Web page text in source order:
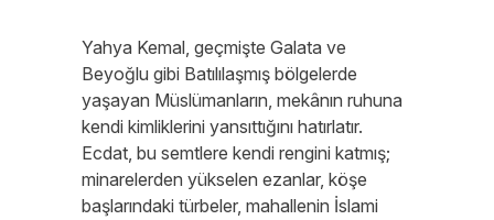
Yahya Kemal, geçmişte Galata ve
Beyoğlu gibi Batılılaşmış bölgelerde
yaşayan Müslümanların, mekânın ruhuna
kendi kimliklerini yansıttığını hatırlatır.
Ecdat, bu semtlere kendi rengini katmış;
minarelerden yükselen ezanlar, köşe
başlarındaki türbeler, mahallenin İslami